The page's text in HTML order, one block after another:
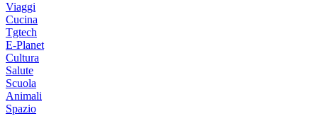
Viaggi
Cucina
Tgtech
E-Planet
Cultura
Salute
Scuola
Animali
Spazio